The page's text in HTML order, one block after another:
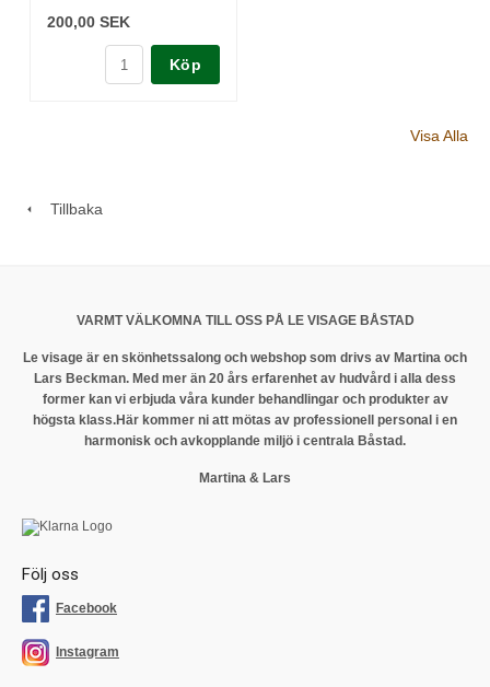
200,00 SEK
Köp
Visa Alla
Tillbaka
VARMT VÄLKOMNA TILL OSS PÅ LE VISAGE BÅSTAD
Le visage är en skönhetssalong och webshop som drivs av Martina och
Lars Beckman. Med mer än 20 års erfarenhet av hudvård i alla dess
former kan vi erbjuda våra kunder behandlingar och produkter av
högsta klass.Här kommer ni att mötas av professionell personal i en
harmonisk och avkopplande miljö i centrala Båstad.
Martina & Lars
Följ oss
Facebook
Instagram